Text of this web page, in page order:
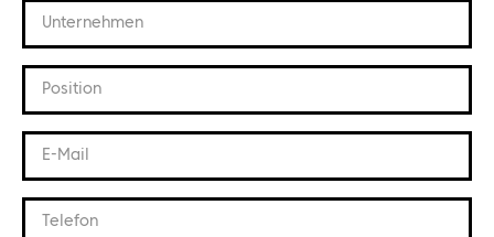
Unternehmen
Position
E-Mail
Telefon